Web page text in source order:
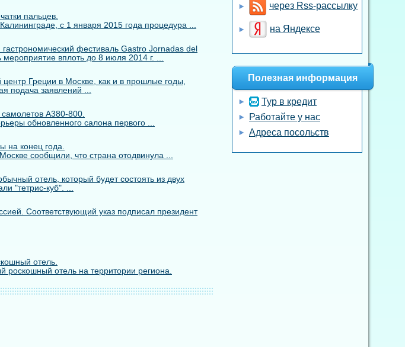
пальцев.
с 1 января 2015 года процедура ...
фестиваль Gastro Jornadas del
вплоть до 8 июля 2014 г. ...
Греции в Москве, как и в прошлые годы,
подача заявлений ...
A380-800.
обновленного салона первого ...
на конец года.
сообщили, что страна отодвинула ...
отель, который будет состоять из двух
"тетрис-куб". ...
Соответствующий указ подписал президент
отель.
отель на территории региона.
через Rss-рассылку
на Яндексе
Полезная информация
Тур в кредит
Работайте у нас
Адреса посольств